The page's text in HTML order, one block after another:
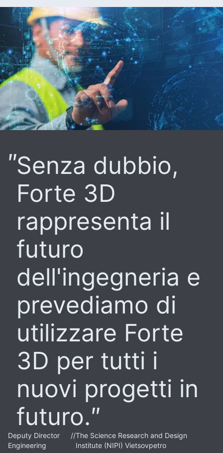
Senza dubbio,
Forte 3D
rappresenta il
futuro
dell'ingegneria e
prevediamo di
utilizzare Forte
3D per tutti i
nuovi progetti in
futuro.
Deputy Director
Engineering
//The Science Research and Design
Institute (NIPI) Vietsovpetro